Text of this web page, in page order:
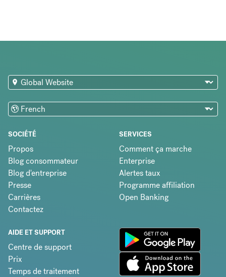
SOCIÉTÉ
Propos
Blog consommateur
Blog d'entreprise
Presse
Carrières
Contactez
SERVICES
Comment ça marche
Enterprise
Alertes taux
Programme affiliation
Open Banking
AIDE ET SUPPORT
Centre de support
Prix
Temps de traitement